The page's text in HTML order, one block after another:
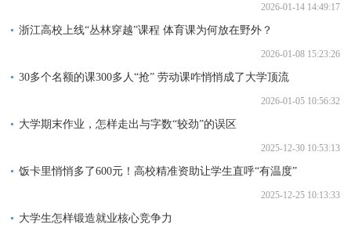
2026-01-14 14:49:17
浙江高校上线“丛林穿越”课程 体育课为何放在野外？
2026-01-08 15:23:26
30多个名额的课300多人“抢” 劳动课咋悄悄成了大学顶流
2026-01-05 10:56:32
大学期末作业，怎样走出与字数“较劲”的误区
2025-12-30 10:53:13
饭卡里悄悄多了600元！高校精准资助让学生直呼“有温度”
2025-12-25 10:13:33
大学生怎样锻造就业核心竞争力